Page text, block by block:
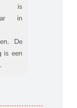
is
in
De
is een